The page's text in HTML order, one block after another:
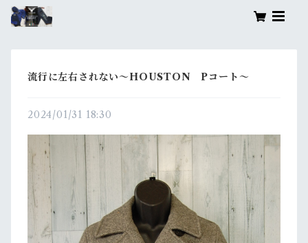
流行に左右されない～HOUSTON Pコート～
2024/01/31 18:30